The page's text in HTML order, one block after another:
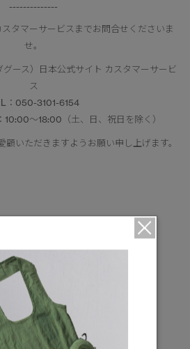
--------------
タマーサービスまでお問合せくださいま
せ。
ース）日本公式サイト カスタマーサービ
ス
：050-3101-6154
10:00～18:00（土、日、祝日を除く）
顧いただきますようお願い申し上げます。